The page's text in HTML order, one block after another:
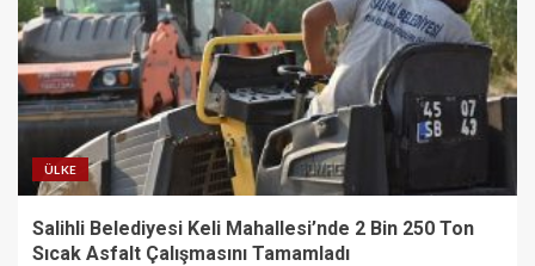
ÜLKE
Salihli Belediyesi Keli Mahallesi’nde 2 Bin 250 Ton
Sıcak Asfalt Çalışmasını Tamamladı